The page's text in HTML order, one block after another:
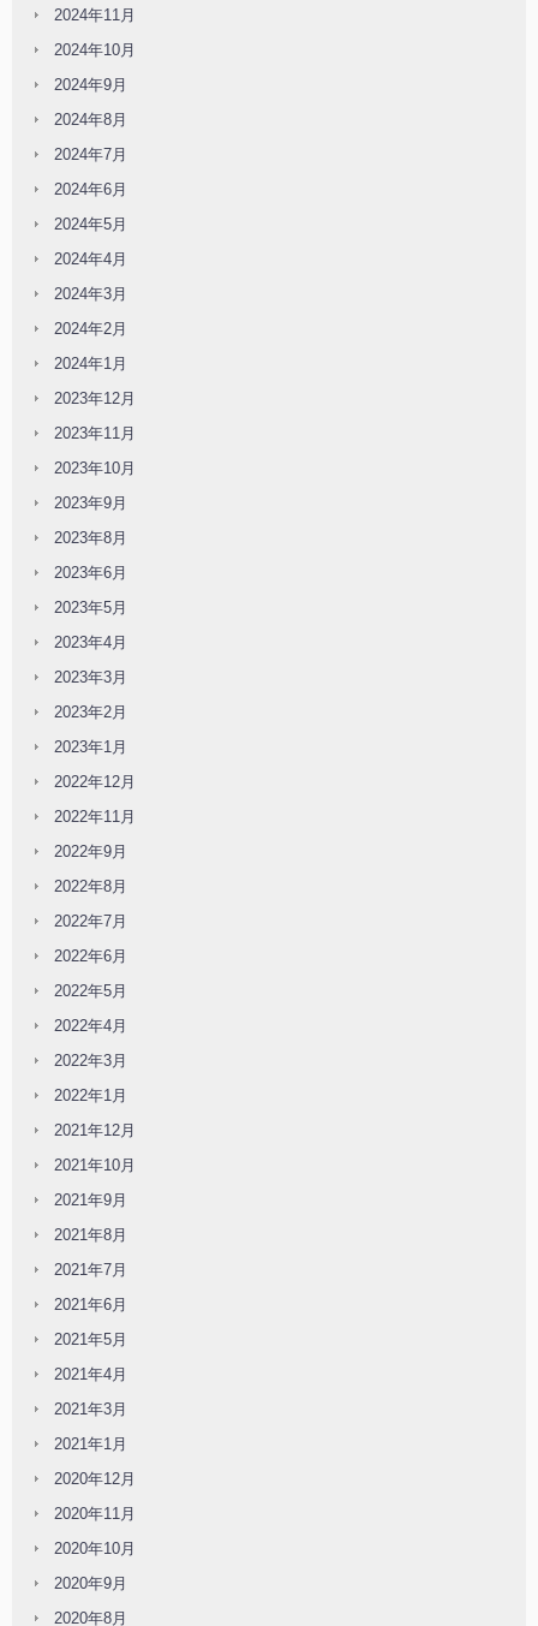
2024年11月
2024年10月
2024年9月
2024年8月
2024年7月
2024年6月
2024年5月
2024年4月
2024年3月
2024年2月
2024年1月
2023年12月
2023年11月
2023年10月
2023年9月
2023年8月
2023年6月
2023年5月
2023年4月
2023年3月
2023年2月
2023年1月
2022年12月
2022年11月
2022年9月
2022年8月
2022年7月
2022年6月
2022年5月
2022年4月
2022年3月
2022年1月
2021年12月
2021年10月
2021年9月
2021年8月
2021年7月
2021年6月
2021年5月
2021年4月
2021年3月
2021年1月
2020年12月
2020年11月
2020年10月
2020年9月
2020年8月